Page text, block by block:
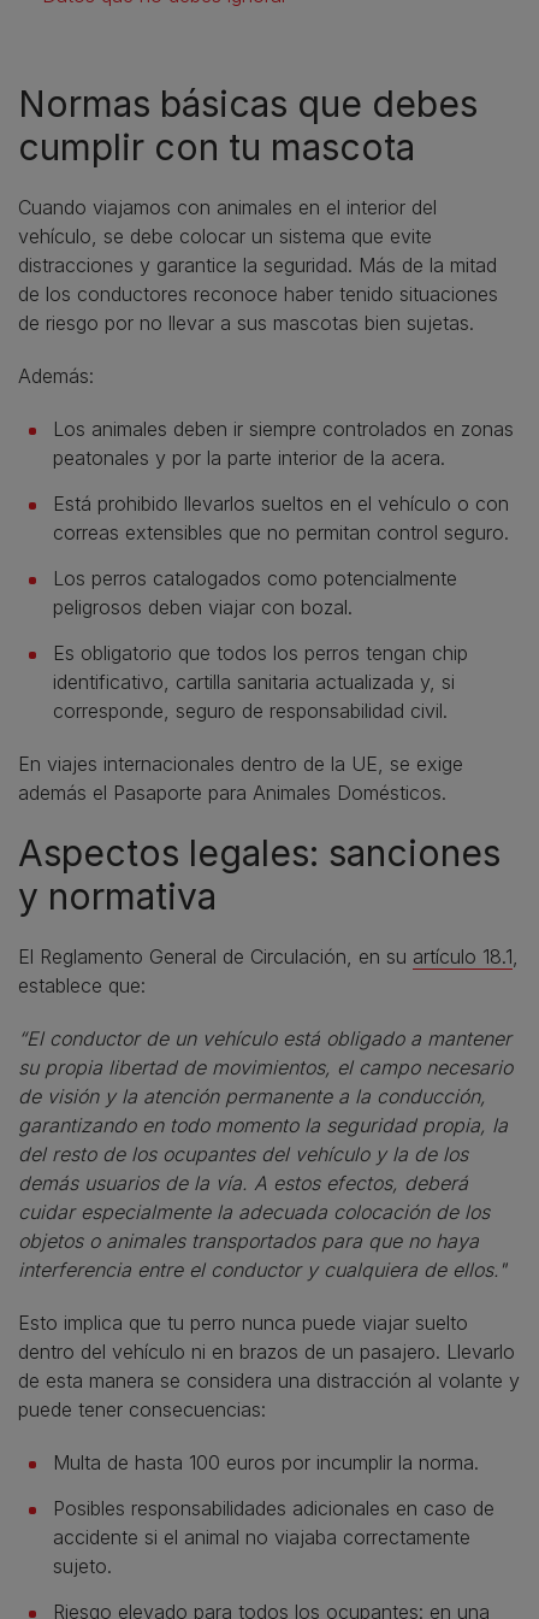
Normas básicas que debes
cumplir con tu mascota
Cuando viajamos con animales en el interior del
vehículo, se debe colocar un sistema que evite
distracciones y garantice la seguridad. Más de la mitad
de los conductores reconoce haber tenido situaciones
de riesgo por no llevar a sus mascotas bien sujetas.
Además:
Los animales deben ir siempre controlados en zonas
peatonales y por la parte interior de la acera.
Está prohibido llevarlos sueltos en el vehículo o con
correas extensibles que no permitan control seguro.
Los perros catalogados como potencialmente
peligrosos deben viajar con bozal.
Es obligatorio que todos los perros tengan chip
identificativo, cartilla sanitaria actualizada y, si
corresponde, seguro de responsabilidad civil.
En viajes internacionales dentro de la UE, se exige
además el Pasaporte para Animales Domésticos.
Aspectos legales: sanciones
y normativa
El Reglamento General de Circulación, en su artículo 18.1
establece que:
“El conductor de un vehículo está obligado a mantener
su propia libertad de movimientos, el campo necesario
de visión y la atención permanente a la conducción,
garantizando en todo momento la seguridad propia, la
del resto de los ocupantes del vehículo y la de los
demás usuarios de la vía. A estos efectos, deberá
cuidar especialmente la adecuada colocación de los
objetos o animales transportados para que no haya
interferencia entre el conductor y cualquiera de ellos."
Esto implica que tu perro nunca puede viajar suelto
dentro del vehículo ni en brazos de un pasajero. Llevarlo
de esta manera se considera una distracción al volante y
puede tener consecuencias:
Multa de hasta 100 euros por incumplir la norma.
Posibles responsabilidades adicionales en caso de
accidente si el animal no viajaba correctamente
sujeto.
Riesgo elevado para todos los ocupantes: en una